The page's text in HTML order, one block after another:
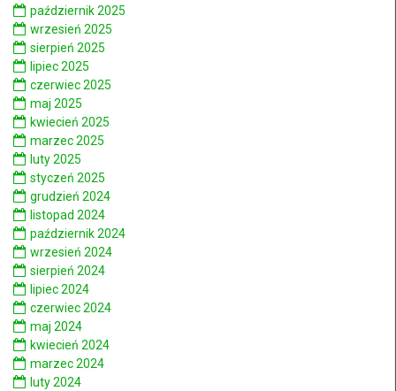
październik 2025
wrzesień 2025
sierpień 2025
lipiec 2025
czerwiec 2025
maj 2025
kwiecień 2025
marzec 2025
luty 2025
styczeń 2025
grudzień 2024
listopad 2024
październik 2024
wrzesień 2024
sierpień 2024
lipiec 2024
czerwiec 2024
maj 2024
kwiecień 2024
marzec 2024
luty 2024